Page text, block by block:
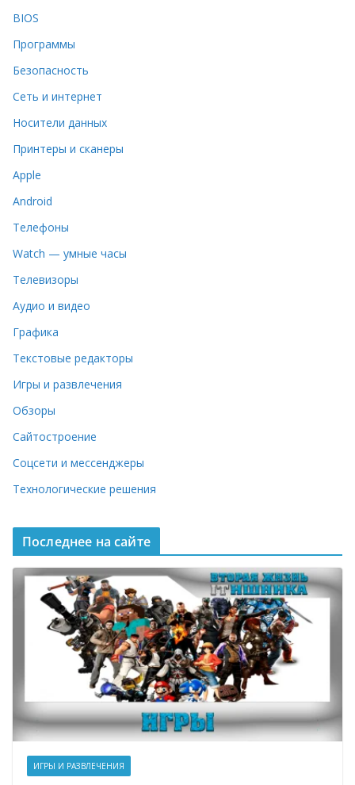
BIOS
Программы
Безопасность
Сеть и интернет
Носители данных
Принтеры и сканеры
Apple
Android
Телефоны
Watch — умные часы
Телевизоры
Аудио и видео
Графика
Текстовые редакторы
Игры и развлечения
Обзоры
Сайтостроение
Соцсети и мессенджеры
Технологические решения
Последнее на сайте
ИГРЫ И РАЗВЛЕЧЕНИЯ